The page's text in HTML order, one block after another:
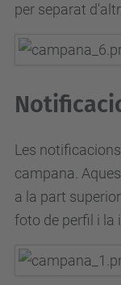
per separat
Les
campana.
a la part
foto de perfil i la